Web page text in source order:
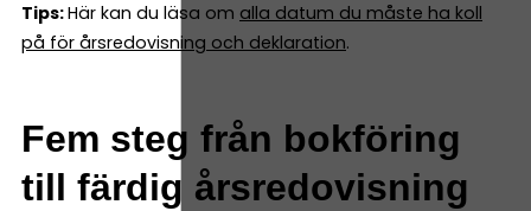
Tips:Här kan du läsa om alla datum du måste ha koll
på för årsredovisning och deklaration.
Fem steg från bokföring
till färdig årsredovisning